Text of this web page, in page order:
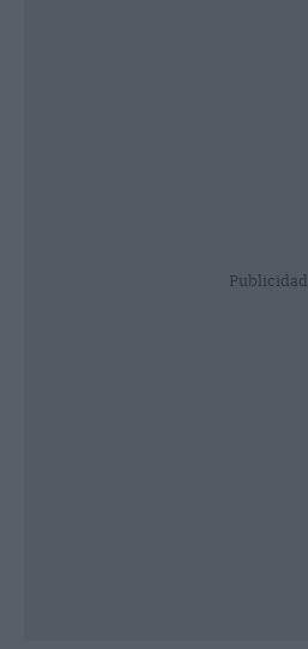
Publicidad